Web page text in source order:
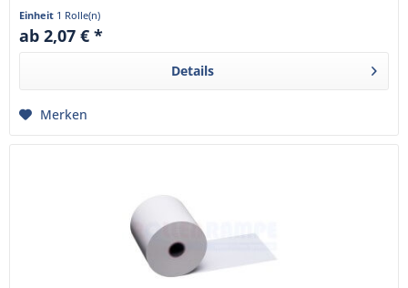
Einheit 1 Rolle(n)
ab 2,07 € *
Details
Merken